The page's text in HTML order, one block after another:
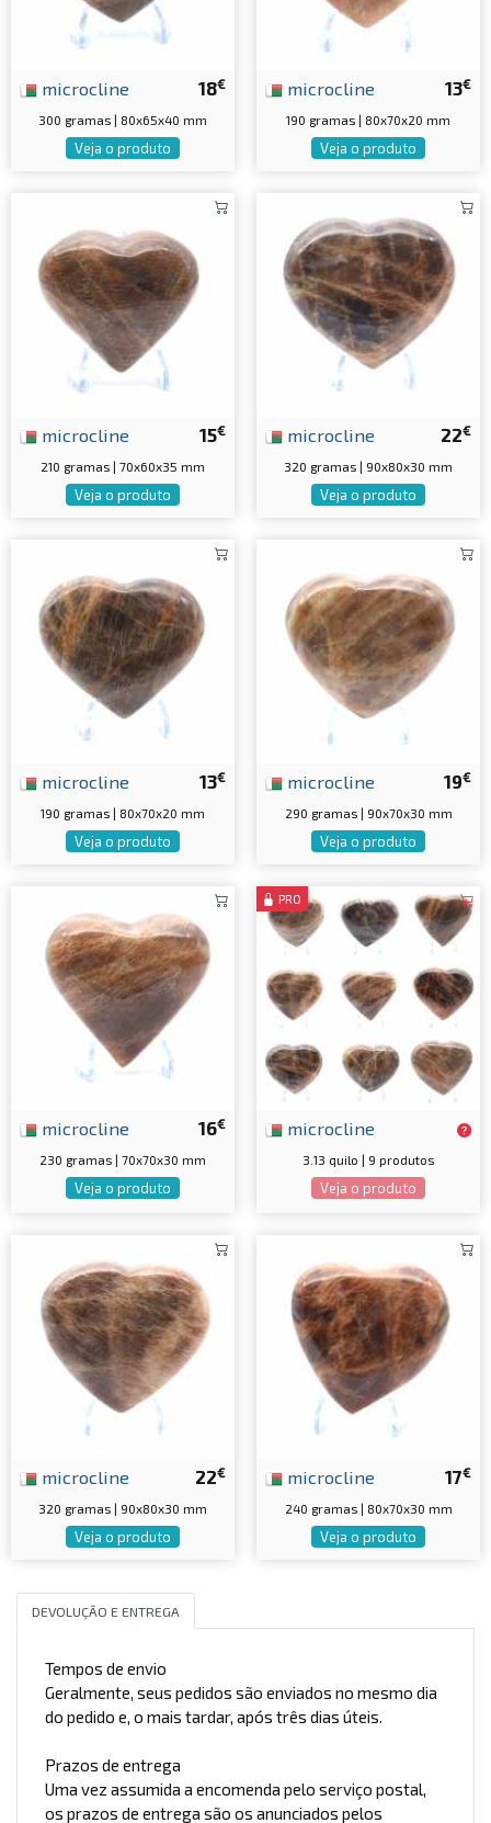
18€
microcline
300 gramas | 80x65x40 mm
Veja o produto
13€
microcline
190 gramas | 80x70x20 mm
Veja o produto
15€
microcline
210 gramas | 70x60x35 mm
Veja o produto
22€
microcline
320 gramas | 90x80x30 mm
Veja o produto
13€
microcline
190 gramas | 80x70x20 mm
Veja o produto
19€
microcline
290 gramas | 90x70x30 mm
Veja o produto
16€
microcline
230 gramas | 70x70x30 mm
Veja o produto
PRO
microcline
3.13 quilo | 9 produtos
Veja o produto
22€
microcline
320 gramas | 90x80x30 mm
Veja o produto
17€
microcline
240 gramas | 80x70x30 mm
Veja o produto
DEVOLUÇÃO E ENTREGA
Tempos de envio
Geralmente, seus pedidos são enviados no mesmo dia
do pedido e, o mais tardar, após três dias úteis.
Prazos de entrega
Uma vez assumida a encomenda pelo serviço postal,
os prazos de entrega são os anunciados pelos